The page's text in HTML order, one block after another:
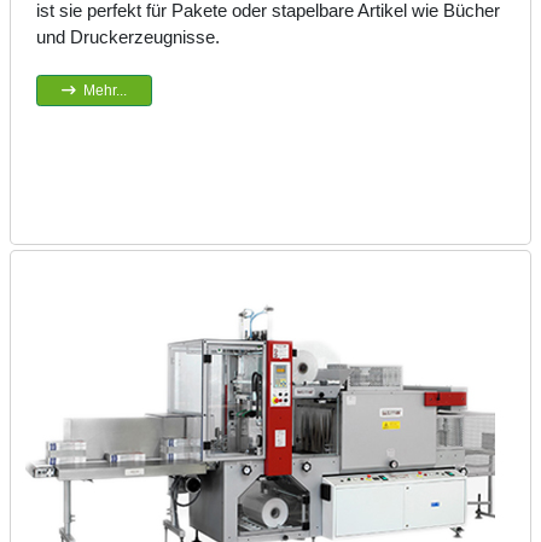
ist sie perfekt für Pakete oder stapelbare Artikel wie Bücher
und Druckerzeugnisse.
Mehr...